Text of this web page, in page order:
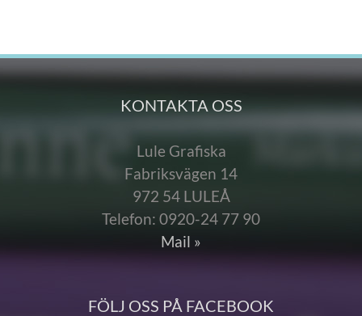
KONTAKTA OSS
Lule Grafiska
Fabriksvägen 14
972 54 LULEÅ
Telefon: 0920-24 77 90
Mail »
FÖLJ OSS PÅ FACEBOOK